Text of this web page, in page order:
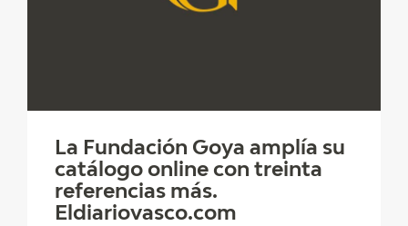
La Fundación Goya amplía su
catálogo online con treinta
referencias más.
Eldiariovasco.com